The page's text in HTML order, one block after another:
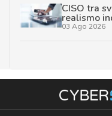
CISO tra
realismo
03 Ago 2026